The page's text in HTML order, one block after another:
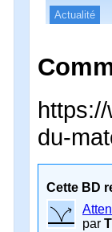
Actualité
du-
Cette BD
par